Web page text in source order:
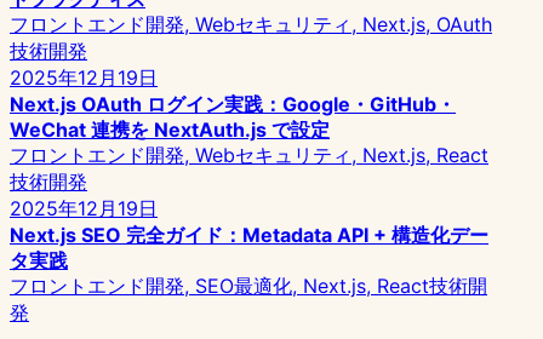
フロントエンド開発, Webセキュリティ, Next.js, OAuth
技術開発
2025年12月19日
Next.js OAuth ログイン実践：Google・GitHub・
WeChat 連携を NextAuth.js で設定
フロントエンド開発, Webセキュリティ, Next.js, React
技術開発
2025年12月19日
Next.js SEO 完全ガイド：Metadata API + 構造化デー
タ実践
フロントエンド開発, SEO最適化, Next.js, React技術開
発